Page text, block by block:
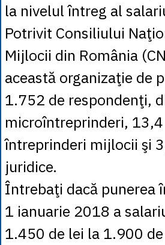
la nivelul întreg al
Potrivit Consiliului
Mijlocii din România
această organizaţie de
1.752 de respondenţi,
microîntreprinderi,
întreprinderi mijlocii şi
juridice.
Întrebaţi dacă punerea
1 ianuarie 2018 a
1.450 de lei la 1.900